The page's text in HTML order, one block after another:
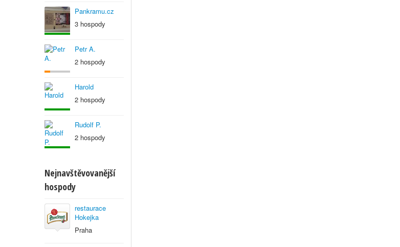
Pankramu.cz
3 hospody
Petr A.
2 hospody
Harold
2 hospody
Rudolf P.
2 hospody
Nejnavštěvovanější
hospody
restaurace
Hokejka
Praha